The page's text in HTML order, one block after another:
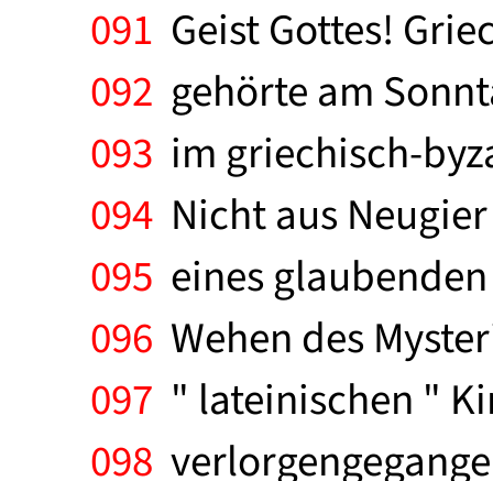
091 Geist Gottes!
092 gehörte am
093 im griechisch-
094 Nicht aus
095 eines
096 Wehen des
097 " lateinischen "
098